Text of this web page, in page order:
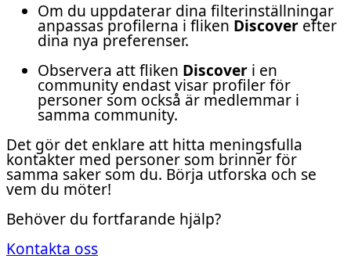
Om du uppdaterar dina filterinställningar
anpassas profilerna i fliken Discover efter
dina nya preferenser.
Observera att fliken Discover i en
community endast visar profiler för
personer som också är medlemmar i
samma community.
Det gör det enklare att hitta meningsfulla
kontakter med personer som brinner för
samma saker som du. Börja utforska och se
vem du möter!
Behöver du fortfarande hjälp?
Kontakta oss